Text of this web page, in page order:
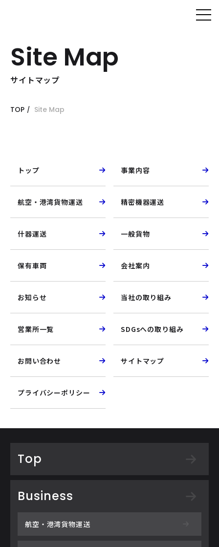
ークス
Site Map
サイトマップ
TOP Site Map
トップ 事業内容
航空・港湾貨物運送 精密機器運送
什器運送 一般貨物
保有車両 会社案内
お知らせ 当社の取り組み
営業所一覧 SDGsへの取り組み
お問い合わせ サイトマップ
プライバシーポリシー
Top
Business
航空・港湾貨物運送